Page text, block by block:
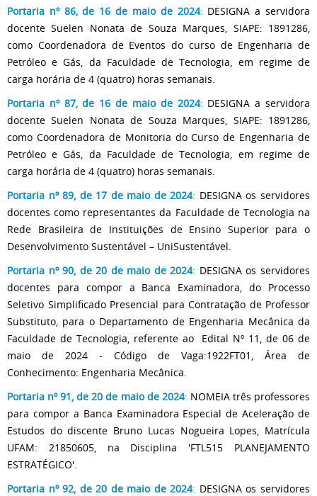
Portaria nº 86, de 16 de maio de 2024: DESIGNA a servidora
docente Suelen Nonata de Souza Marques, SIAPE: 1891286,
como Coordenadora de Eventos do curso de Engenharia de
Petróleo e Gás, da Faculdade de Tecnologia, em regime de
carga horária de 4 (quatro) horas semanais.
Portaria nº 87, de 16 de maio de 2024: DESIGNA a servidora
docente Suelen Nonata de Souza Marques, SIAPE: 1891286,
como Coordenadora de Monitoria do Curso de Engenharia de
Petróleo e Gás, da Faculdade de Tecnologia, em regime de
carga horária de 4 (quatro) horas semanais.
Portaria nº 89, de 17 de maio de 2024: DESIGNA os servidores
docentes como representantes da Faculdade de Tecnologia na
Rede Brasileira de Instituições de Ensino Superior para o
Desenvolvimento Sustentável – UniSustentável.
Portaria nº 90, de 20 de maio de 2024: DESIGNA os servidores
docentes para compor a Banca Examinadora, do Processo
Seletivo Simplificado Presencial para Contratação de Professor
Substituto, para o Departamento de Engenharia Mecânica da
Faculdade de Tecnologia, referente ao Edital Nº 11, de 06 de
maio de 2024 - Código de Vaga:1922FT01, Área de
Conhecimento: Engenharia Mecânica.
Portaria nº 91, de 20 de maio de 2024: NOMEIA três professores
para compor a Banca Examinadora Especial de Aceleração de
Estudos do discente Bruno Lucas Nogueira Lopes, Matrícula
UFAM: 21850605, na Disciplina 'FTL515 PLANEJAMENTO
ESTRATÉGICO'.
Portaria nº 92, de 20 de maio de 2024: DESIGNA os servidores